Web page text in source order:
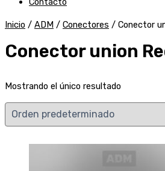
Inicio / ADM / Conectores / Conector
Conector union
Mostrando el único resultado